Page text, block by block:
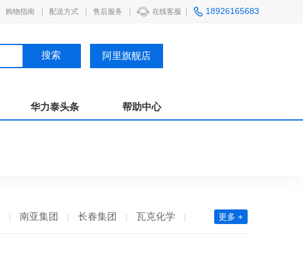
购物指南 配送方式 售后服务 在线客服 18926165683
阿里旗舰店
华力泰头条 帮助中心
南亚集团 长春集团
瓦克化学
更多 +